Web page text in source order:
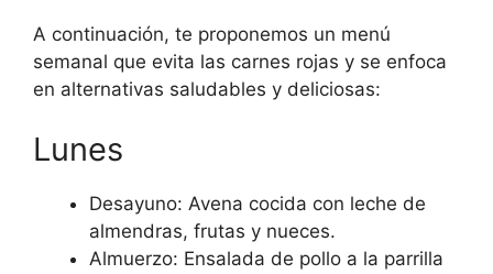
A continuación, te proponemos un menú
semanal que evita las carnes rojas y se enfoca
en alternativas saludables y deliciosas:
Lunes
Desayuno: Avena cocida con leche de
almendras, frutas y nueces.
Almuerzo: Ensalada de pollo a la parrilla